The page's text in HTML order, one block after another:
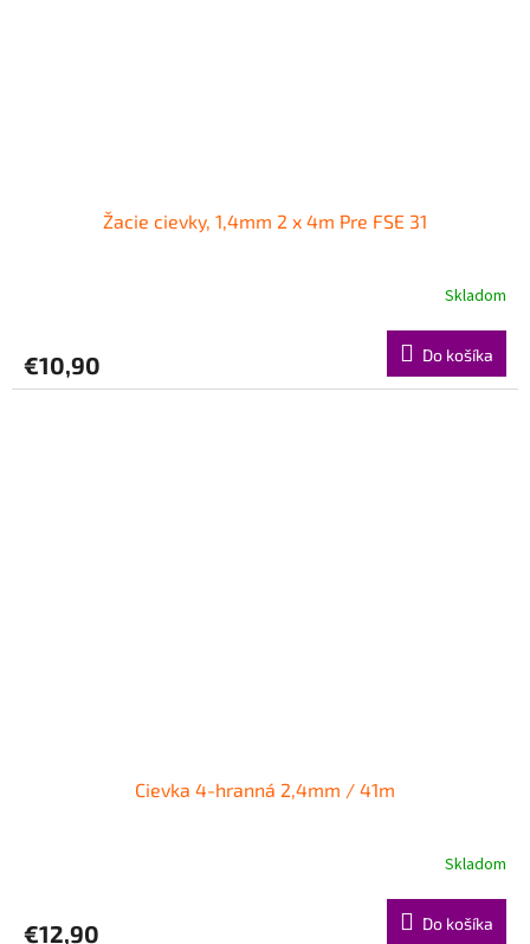
Žacie cievky, 1,4mm 2 x 4m Pre FSE 31
Skladom
€10,90 Do košíka
Cievka 4-hranná 2,4mm / 41m
Skladom
€12,90 Do košíka